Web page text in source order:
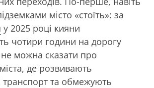
місто «стоїть»: за
у 2025 році кияни
чотири години на дорогу
можна сказати про
де розвивають
транспорт та обмежують